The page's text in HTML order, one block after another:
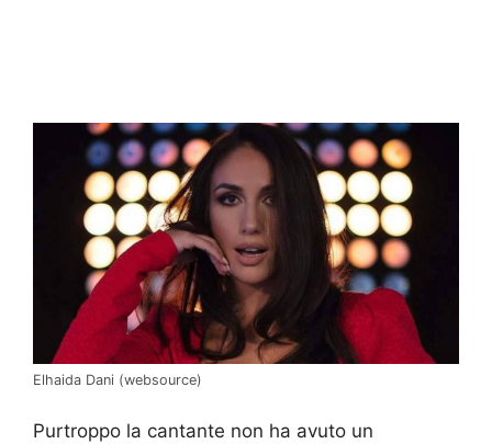
Elhaida Dani (websource)
Purtroppo la cantante non ha avuto un